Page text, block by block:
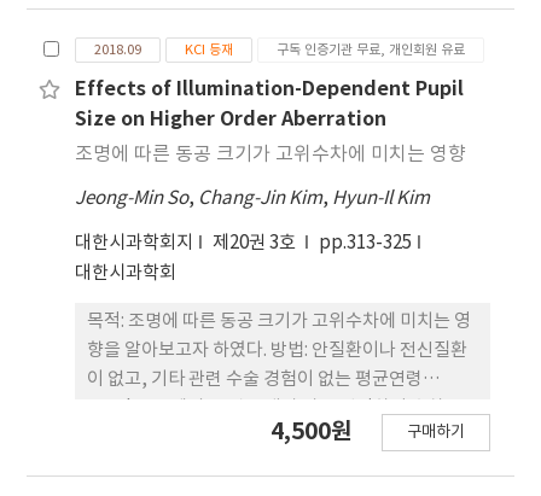
(r=-0.676, p<0.001). 연령과 성별을 보정 한 후 동공
크기에 따른 평균 구면렌즈 대응치의 차이(≥0.25 D)
수직난시수차(vertical astigmatism, Z4-2)가 영
향을 미치는 것으로 나타났다. 결론 : 근시안에서는 눈
의 고위수차와 저위수차의 상호작용으로 동공 크기에
따른 평균 구면렌즈 대응치의 차이가 생길 수 있으므
여 안경 착용 시 만족도를 증가시켜야 할 것으로 생각
된다.
2018.09 KCI 등재 구독 인증기관 무료, 개인회원 유료
Effects of Illumination-Dependent Pupil
Size on Higher Order Aberration
조명에 따른 동공 크기가 고위수차에 미치는 영향
Jeong-Min So, Chang-Jin Kim, Hyun-Il Kim
대한시과학회지 제20권 3호
pp.313-325
대한시과학회
목적: 조명에 따른 동공 크기가 고위수차에 미치는 영
향을 알아보고자 하였다. 방법: 안질환이나 전신질환
이 없고, 기타 관련 수술 경험이 없는 평균연령
측정하였다. i.Profiler plus 기기의 특성상 명소시 상
4,500원 구매하기